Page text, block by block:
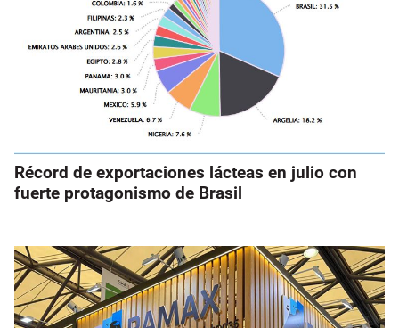
Récord de exportaciones lácteas en julio con
fuerte protagonismo de Brasil